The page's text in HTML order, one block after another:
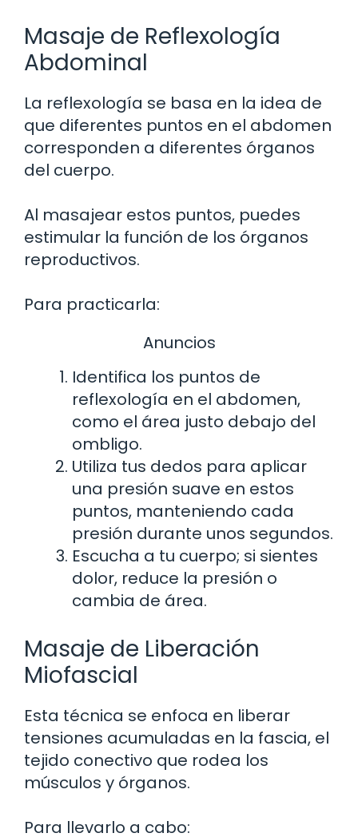
Masaje de Reflexología
Abdominal
La reflexología se basa en la idea de
que diferentes puntos en el abdomen
corresponden a diferentes órganos
del cuerpo.
Al masajear estos puntos, puedes
estimular la función de los órganos
reproductivos.
Para practicarla:
Anuncios
Identifica los puntos de
reflexología en el abdomen,
como el área justo debajo del
ombligo.
Utiliza tus dedos para aplicar
una presión suave en estos
puntos, manteniendo cada
presión durante unos segundos.
Escucha a tu cuerpo; si sientes
dolor, reduce la presión o
cambia de área.
Masaje de Liberación
Miofascial
Esta técnica se enfoca en liberar
tensiones acumuladas en la fascia, el
tejido conectivo que rodea los
músculos y órganos.
Para llevarlo a cabo: